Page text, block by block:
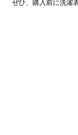
ぜひ、購入前に洗濯